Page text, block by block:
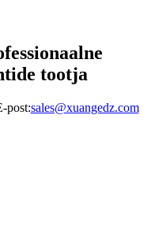
tootja
post:sales@xuangedz.com